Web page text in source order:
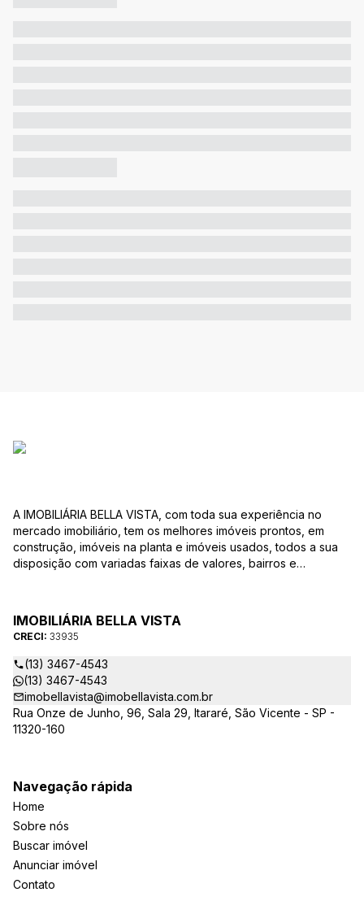
A IMOBILIÁRIA BELLA VISTA, com toda sua experiência no
mercado imobiliário, tem os melhores imóveis prontos, em
construção, imóveis na planta e imóveis usados, todos a sua
disposição com variadas faixas de valores, bairros e
ao CRECI-EE – estarão sempre prontos para responder-lhe
todas as suas dúvidas sobre casas, apartamentos, terrenos,
salas comerciais e outros produtos imobiliários.
IMOBILIÁRIA BELLA VISTA
CRECI: 33935
(13) 3467-4543
(13) 3467-4543
imobellavista@imobellavista.com.br
Rua Onze de Junho, 96, Sala 29, Itararé, São Vicente - SP -
11320-160
Navegação rápida
Home
Sobre nós
Buscar imóvel
Anunciar imóvel
Contato